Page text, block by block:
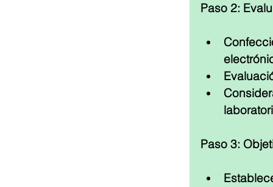
Paso 2:
Paso 3: